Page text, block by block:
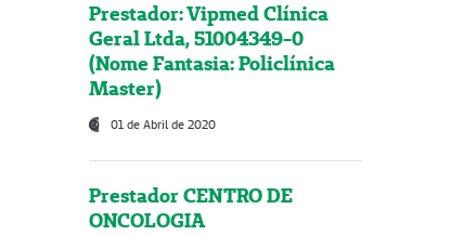
Prestador: Vipmed Clínica
Geral Ltda, 51004349-0
(Nome Fantasia: Policlínica
Master)
01 de Abril de 2020
Prestador CENTRO DE
ONCOLOGIA